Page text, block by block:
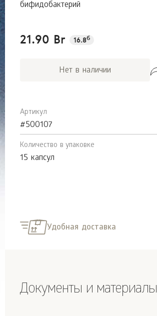
бифидобактерий
21.90 Br 16.8б
Нет в наличии
Артикул
#500107
Количество в упаковке
15 капсул
Удобная доставка
Документы и материалы